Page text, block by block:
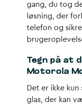
gang, du tog
løsning, der
telefon og
Tegn på at
Motorola
Det er ikke
glas, der kan